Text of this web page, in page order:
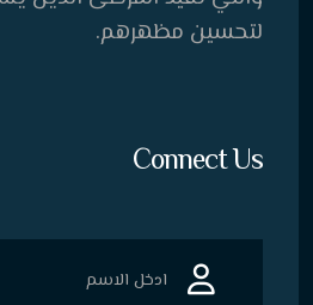
لتحسين مظهرهم.
Connect Us